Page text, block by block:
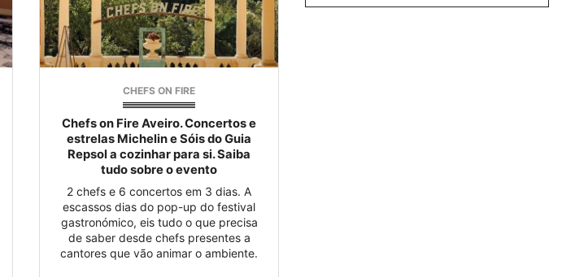
CHEFS ON FIRE
Chefs on Fire Aveiro. Concertos e
estrelas Michelin e Sóis do Guia
Repsol a cozinhar para si. Saiba
tudo sobre o evento
2 chefs e 6 concertos em 3 dias. A
escassos dias do pop-up do festival
gastronómico, eis tudo o que precisa
de saber desde chefs presentes a
cantores que vão animar o ambiente.